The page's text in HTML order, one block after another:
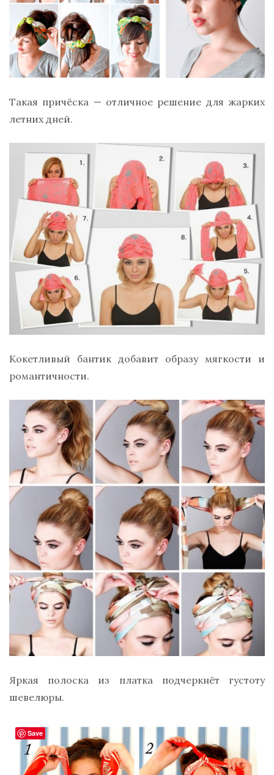
Такая причёска — отличное решение для жарких
летних дней.
Кокетливый бантик добавит образу мягкости и
романтичности.
Яркая полоска из платка подчеркнёт густоту
шевелюры.
Save